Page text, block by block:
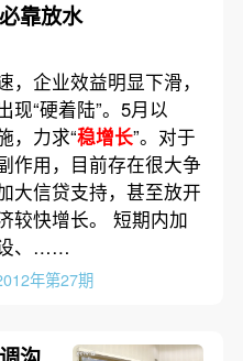
靠放水
，企业效益明显下滑，
现“硬着陆”。5月以
，力求“稳增长”。对于
作用，目前存在很大争
大信贷支持，甚至放开
较快增长。 短期内加
设、……
年第27期